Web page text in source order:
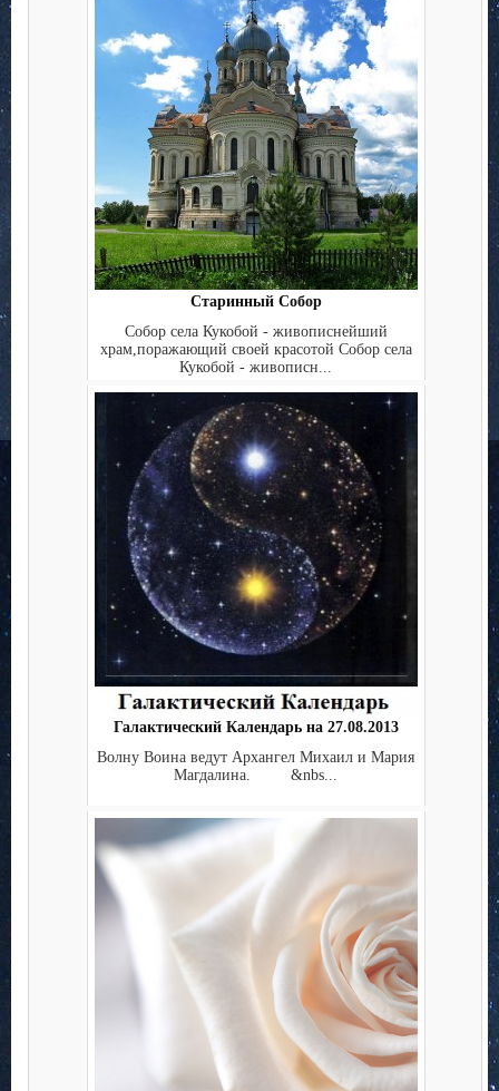
Старинный Собор
Собор села Кукобой - живописнейший
храм,поражающий своей красотой Собор села
Кукобой - живописн...
Галактический Календарь на 27.08.2013
Волну Воина ведут Архангел Михаил и Мария
Магдалина. &nbs...